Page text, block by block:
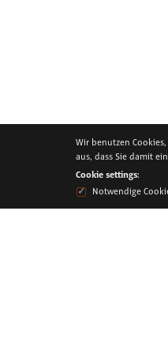
Wir benutzen
aus, dass Sie damit
Cookie settings:
Notwendige